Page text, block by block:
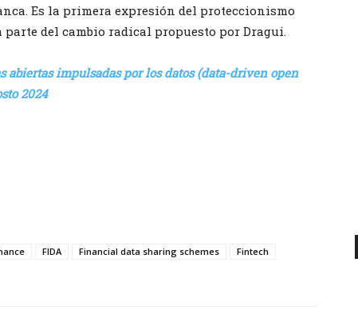
Es la primera expresión del proteccionismo
del cambio radical propuesto por Dragui.
abiertas impulsadas por los datos (data-driven open
2024
FIDA Financial data sharing schemes
Fintech